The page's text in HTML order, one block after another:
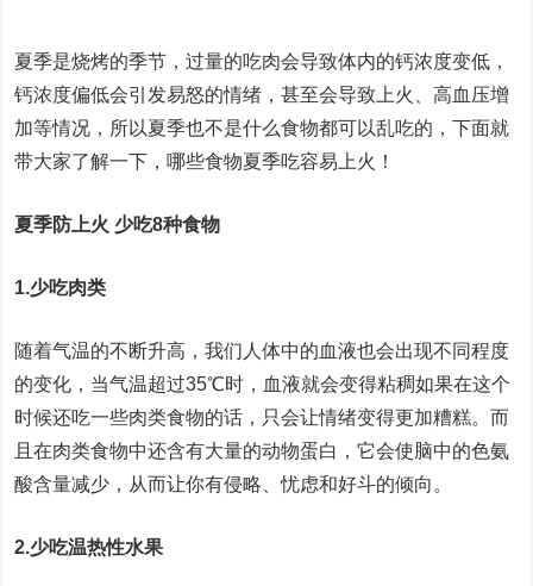
夏季是烧烤的季节，过量的吃肉会导致体内的钙浓度变低，
钙浓度偏低会引发易怒的情绪，甚至会导致上火、高血压增
加等情况，所以夏季也不是什么食物都可以乱吃的，下面就
带大家了解一下，哪些食物夏季吃容易上火！
夏季防上火 少吃8种食物
1.少吃肉类
随着气温的不断升高，我们人体中的血液也会出现不同程度
的变化，当气温超过35℃时，血液就会变得粘稠如果在这个
时候还吃一些肉类食物的话，只会让情绪变得更加糟糕。而
且在肉类食物中还含有大量的动物蛋白，它会使脑中的色氨
酸含量减少，从而让你有侵略、忧虑和好斗的倾向。
2.少吃温热性水果